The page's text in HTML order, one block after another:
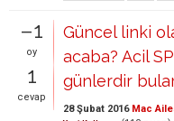
–1
oy
1
cevap
Güncel linki
acaba? Acil
günlerdir
28 Şubat 2016 Mac